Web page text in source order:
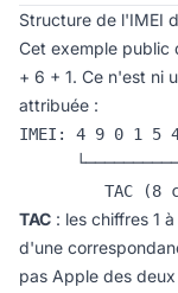
Structure de l'IMEI
Cet exemple public
+ 6 + 1. Ce n'est ni
attribuée :
IMEI: 4 9 0 1 5
TAC (8
TAC : les chiffres 1
d'une
pas Apple des